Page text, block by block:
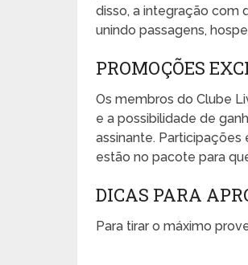
disso, a integração com
unindo passagens,
PROMOÇÕES
Os membros do Clube
e a possibilidade de
assinante.
estão no pacote para
DICAS PARA
Para tirar o máximo